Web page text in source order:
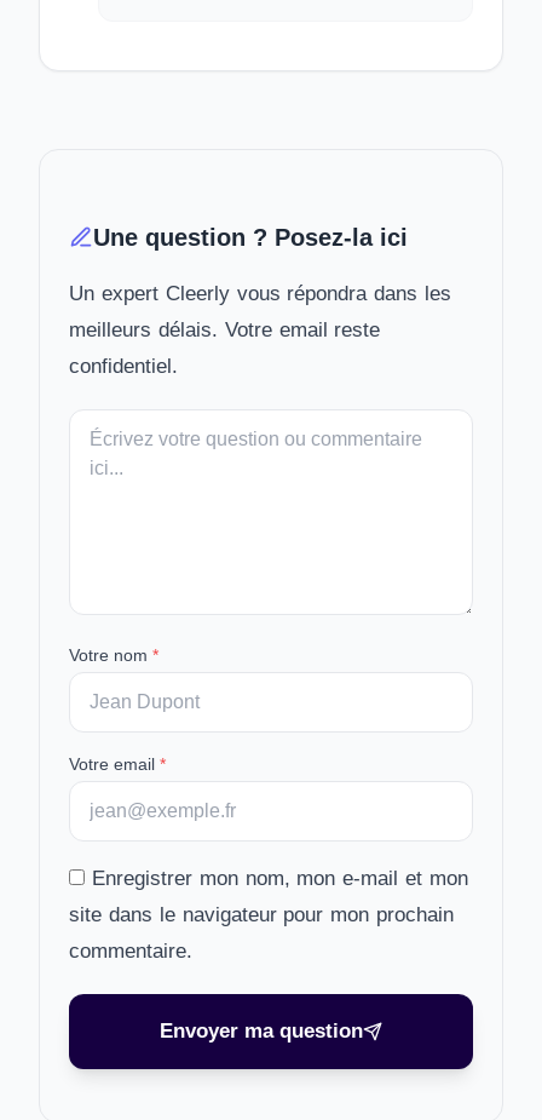
Une question ? Posez-la ici
Un expert Cleerly vous répondra dans les
meilleurs délais. Votre email reste
confidentiel.
Votre
message
Votre nom *
Votre email *
Enregistrer mon nom, mon e-mail et mon
site dans le navigateur pour mon prochain
commentaire.
Envoyer ma question